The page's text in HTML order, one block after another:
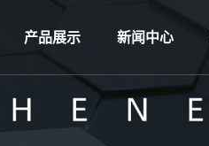
产品展示
石墨烯纺织产品
新闻中心
公司新闻
行业新闻